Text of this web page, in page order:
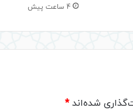
4 ساعت پیش
شده‌اند*